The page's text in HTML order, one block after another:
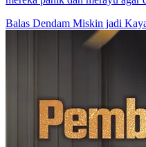
Menjadi Pahlawan Muda
80 Episodes